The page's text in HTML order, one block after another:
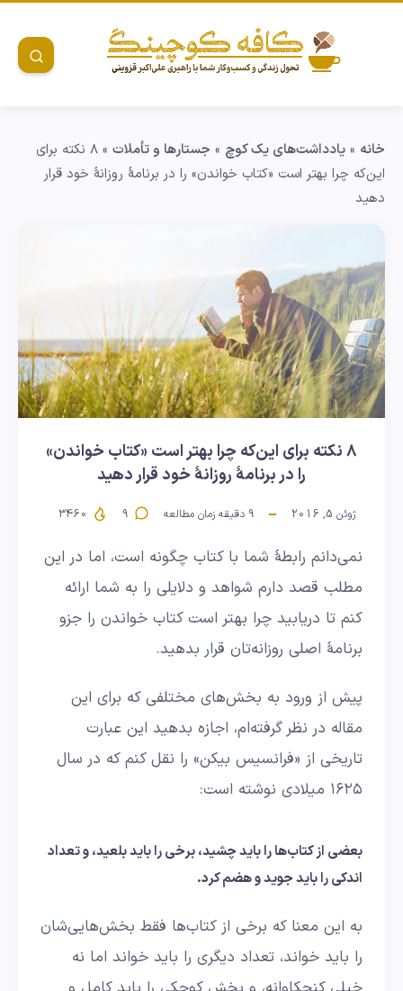
خانه » یادداشت‌های یک کوچ » جستارها و تأملات »
۸ نکته برای
این‌که چرا بهتر است «کتاب خواندن» را در برنامۀ روزانۀ خود قرار
دهید
۸ نکته برای این‌که چرا بهتر است «کتاب خواندن»
را در برنامۀ روزانۀ خود قرار دهید
ژوئن 5, 2016 9 دقیقه زمان مطالعه 9
نمی‌دانم رابطۀ شما با کتاب چگونه است، اما در این
مطلب قصد دارم شواهد و دلایلی را به شما ارائه
کنم تا دریابید چرا بهتر است کتاب خواندن را جزو
برنامۀ اصلی روزانه‌تان قرار بدهید.
پیش از ورود به بخش‌های مختلفی که برای این
مقاله در نظر گرفته‌ام، اجازه بدهید این عبارت
تاریخی از «فرانسیس بیکن» را نقل کنم که در سال
۱۶۲۵ میلادی نوشته است:
بعضی از کتاب‌ها را باید چشید، برخی را باید بلعید، و تعداد
اندکی را باید جوید و هضم کرد.
به این معنا که برخی از کتاب‌ها فقط بخش‌هایی‌شان
را باید خواند، تعداد دیگری را باید خواند اما نه